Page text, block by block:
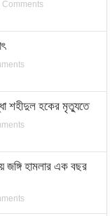
Comments
শহীদুল হকের মৃত্যুতে
জঙ্গি হামলার এক বছর